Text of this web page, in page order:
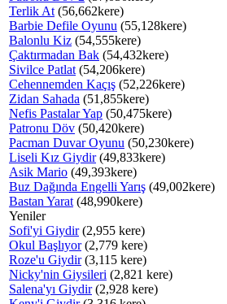
Terlik At (56,662kere)
Barbie Defile Oyunu (55,128kere)
Balonlu Kiz (54,555kere)
Çaktırmadan Bak (54,432kere)
Sivilce Patlat (54,206kere)
Cehennemden Kaçış (52,226kere)
Zidan Sahada (51,855kere)
Nefis Pastalar Yap (50,475kere)
Patronu Döv (50,420kere)
Pacman Duvar Oyunu (50,230kere)
Liseli Kız Giydir(49,833kere)
Asik Mario (49,393kere)
Buz Dağında Engelli Yarış (49,002kere)
Bastan Yarat (48,990kere)
Yeniler
Sofi'yi Giydir(2,955 kere)
Okul Başlıyor(2,779 kere)
Roze'u Giydir(3,115 kere)
Nicky'nin Giysileri (2,821 kere)
Salena'yı Giydir(2,928 kere)